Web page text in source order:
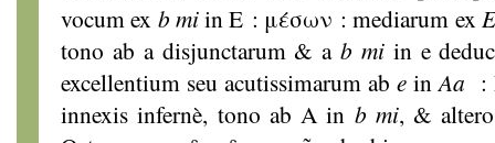
vocum ex b miin E : μέσων : mediarum ex
tono ab a disjunctarum & ab miin e
excellentium seu acutissimarum ab e inAa :
innexis infernè, tono ab A in b mi, &